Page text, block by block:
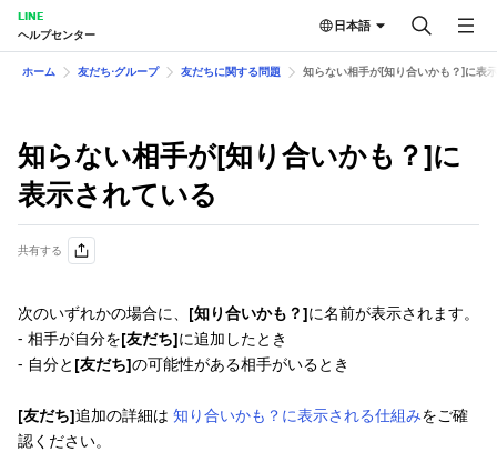
LINE
ヘルプセンター
日本語
ホーム 友だち⋅グループ 友だちに関する問題 知らない相手が[知り合いかも？]に表
知らない相手が[知り合いかも？]に
表示されている
共有する
次のいずれかの場合に、 [知り合いかも？]に名前が表示されます。
- 相手が自分を[友だち]に追加したとき
- 自分と [友だち]の可能性がある相手がいるとき
[友だち]追加の詳細は 知り合いかも？に表示される仕組みをご確
認ください。